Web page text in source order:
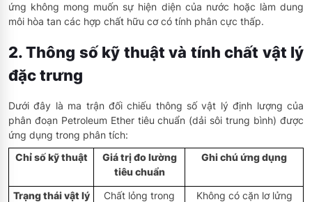
ứng không mong muốn sự hiện diện của nước hoặc làm dung
môi hòa tan các hợp chất hữu cơ có tính phân cực thấp.
2. Thông số kỹ thuật và tính chất vật lý
đặc trưng
Dưới đây là ma trận đối chiếu thông số vật lý định lượng của
phân đoạn Petroleum Ether tiêu chuẩn (dải sôi trung bình) được
ứng dụng trong phân tích:
Chỉ số kỹ thuật
Giá trị đo lường
tiêu chuẩn
Ghi chú ứng dụng
Trạng thái vật lý
Chất lỏng trong
Không có cặn lơ lửng